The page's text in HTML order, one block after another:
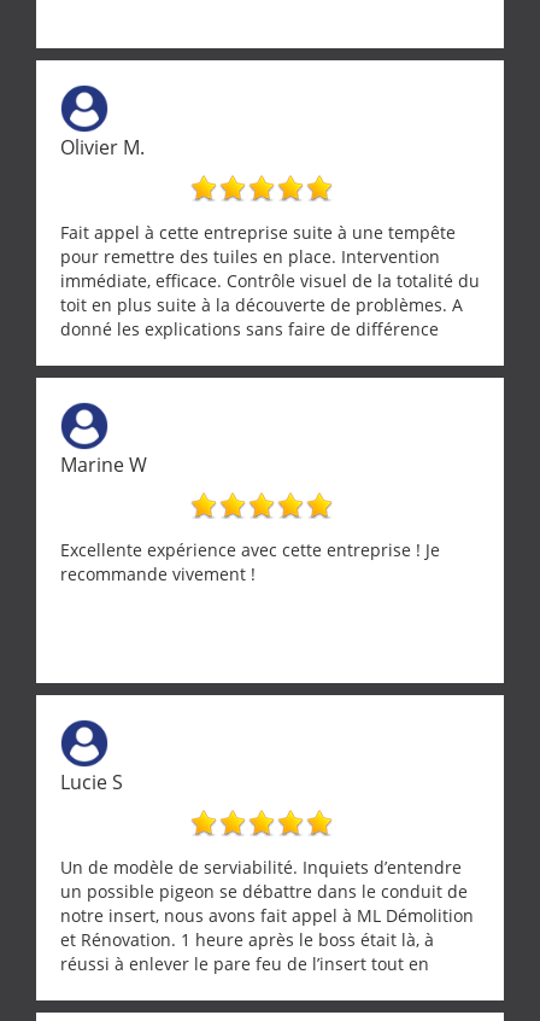
Olivier M.
Fait appel à cette entreprise suite à une tempête
pour remettre des tuiles en place. Intervention
immédiate, efficace. Contrôle visuel de la totalité du
toit en plus suite à la découverte de problèmes. A
donné les explications sans faire de différence
Marine W
Excellente expérience avec cette entreprise ! Je
recommande vivement !
Lucie S
Un de modèle de serviabilité. Inquiets d’entendre
un possible pigeon se débattre dans le conduit de
notre insert, nous avons fait appel à ML Démolition
et Rénovation. 1 heure après le boss était là, à
réussi à enlever le pare feu de l’insert tout en
tourterelle et s’est ensuite patiemment occupé de